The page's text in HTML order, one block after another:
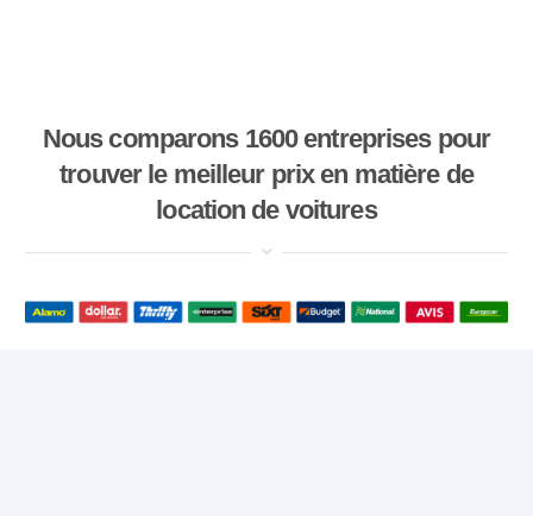
Nous comparons 1600 entreprises pour
trouver le meilleur prix en matière de
location de voitures